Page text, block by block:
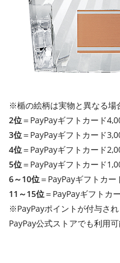
※楯の絵柄は実物と異なる場
2位＝PayPayギフトカード
3位＝PayPayギフトカード
4位＝PayPayギフトカード
5位＝PayPayギフトカード
6～10位＝PayPayギフトカー
11～15位＝PayPayギフトカ
※PayPayポイントが付与され
PayPay公式ストアでも利用可